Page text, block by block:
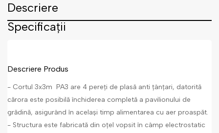
Descriere
Specificații
Descriere Produs
- Cortul 3x3m PA3 are 4 pereți de plasă anti țânțari, datorită
cărora este posibilă închiderea completă a pavilionului de
grădină, asigurând în același timp alimentarea cu aer proaspăt.
- Structura este fabricată din oțel vopsit în câmp electrostatic